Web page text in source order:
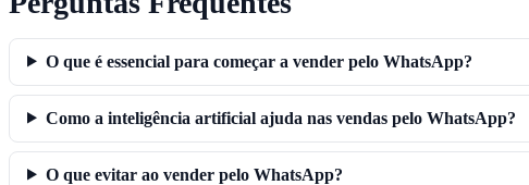
O que é essencial para começar a vender pelo WhatsApp?
Como a inteligência artificial ajuda nas vendas pelo WhatsApp?
O que evitar ao vender pelo WhatsApp?